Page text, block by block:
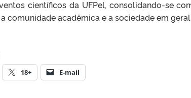
científicos da UFPel, consolidando-se
comunidade acadêmica e a sociedade em geral.
18+ E-mail